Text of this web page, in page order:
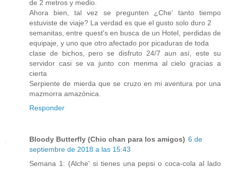
de 2 metros y medio.
Ahora bien, tal vez se pregunten ¿Che' tanto tiempo
estuviste de viaje? La verdad es que el gusto solo duro 2
semanitas, entre quest's en busca de un Hotel, perdidas de
equipaje, y uno que otro afectado por picaduras de toda
clase de bichos, pero se disfruto 24/7 aun así, este su
servidor casi se va junto con menma al cielo gracias a
cierta
Serpiente de mierda que se cruzo en mi aventura por una
mazmorra amazónica.
Responder
Bloody Butterfly (Chio chan para los amigos) 6 de
septiembre de 2018 a las 15:43
Semana 1: (Alche' si tienes una pepsi o coca-cola al lado